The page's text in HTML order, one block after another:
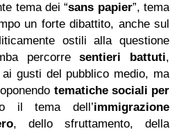
tema dei “sans papier”, tema
un forte dibattito, anche sul
ostili alla questione
percorresentieri battuti,
gusti del pubblico medio, ma
tematiche sociali per
il tema dell’immigrazione
, dello sfruttamento, della